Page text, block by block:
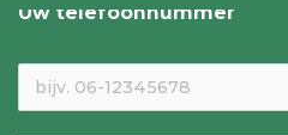
Uw telefoonnummer